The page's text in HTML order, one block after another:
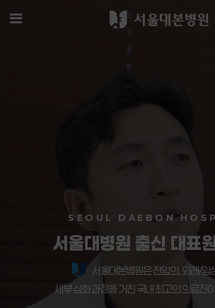
메뉴
SEOUL DAEBON
서울대병원 출신 대표
서울대본병원은 전임의, 외래/임
세부 심화 과정을 거친 국내 최고의 의료진